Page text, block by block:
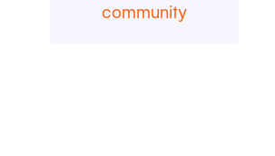
community